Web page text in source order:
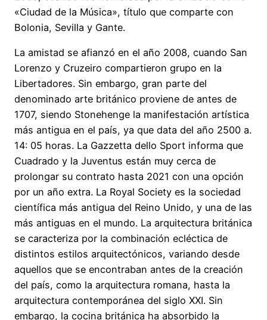
«Ciudad de la Música», título que comparte con
Bolonia, Sevilla y Gante.
La amistad se afianzó en el año 2008, cuando San
Lorenzo y Cruzeiro compartieron grupo en la
Libertadores. Sin embargo, gran parte del
denominado arte británico proviene de antes de
1707, siendo Stonehenge la manifestación artística
más antigua en el país, ya que data del año 2500 a.
14: 05 horas. La Gazzetta dello Sport informa que
Cuadrado y la Juventus están muy cerca de
prolongar su contrato hasta 2021 con una opción
por un año extra. La Royal Society es la sociedad
científica más antigua del Reino Unido, y una de las
más antiguas en el mundo. La arquitectura británica
se caracteriza por la combinación ecléctica de
distintos estilos arquitectónicos, variando desde
aquellos que se encontraban antes de la creación
del país, como la arquitectura romana, hasta la
arquitectura contemporánea del siglo XXI. Sin
embargo, la cocina británica ha absorbido la